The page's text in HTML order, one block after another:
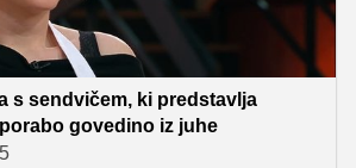
s sendvičem, ki predstavlja
govedino iz juhe